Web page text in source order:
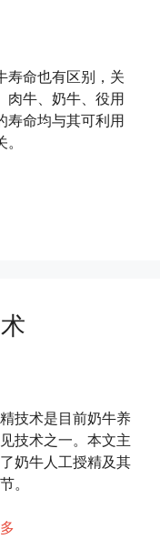
寿命也有区别，关
肉牛、奶牛、役用
寿命均与其可利用
技术是目前奶牛养
技术之一。本文主
奶牛人工授精及其
。